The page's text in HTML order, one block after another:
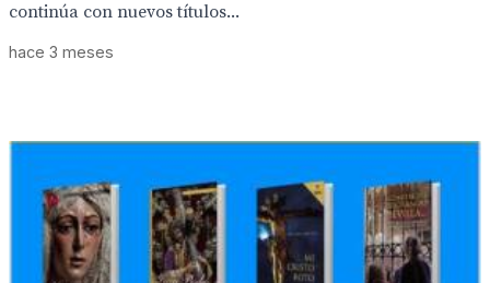
continúa con nuevos títulos...
hace 3 meses